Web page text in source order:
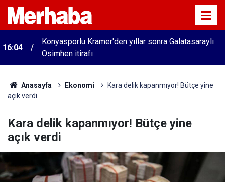
16:04
Konyasporlu Kramer'den yıllar sonra Galatasaraylı
Osimhen itirafı
Anasayfa Ekonomi
Kara delik kapanmıyor! Bütçe yine
açık verdi
Kara delik kapanmıyor! Bütçe yine
açık verdi